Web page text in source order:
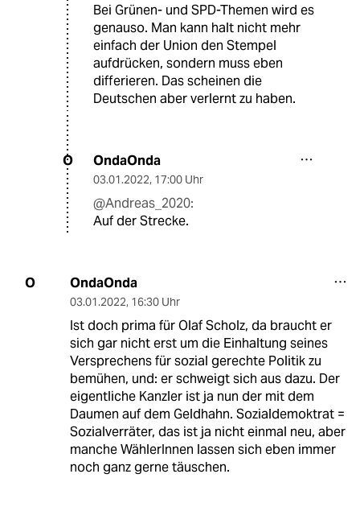
Bei Grünen- und SPD-Themen wird es
genauso. Man kann halt nicht mehr
einfach der Union den Stempel
aufdrücken, sondern muss eben
differieren. Das scheinen die
Deutschen aber verlernt zu haben.
O OndaOnda
03.01.2022, 17:00 Uhr
@Andreas_2020:
Auf der Strecke.
O OndaOnda
03.01.2022, 16:30 Uhr
Ist doch prima für Olaf Scholz, da braucht er
sich gar nicht erst um die Einhaltung seines
Versprechens für sozial gerechte Politik zu
bemühen, und: er schweigt sich aus dazu. Der
eigentliche Kanzler ist ja nun der mit dem
Daumen auf dem Geldhahn. Sozialdemoktrat =
Sozialverräter, das ist ja nicht einmal neu, aber
manche WählerInnen lassen sich eben immer
noch ganz gerne täuschen.